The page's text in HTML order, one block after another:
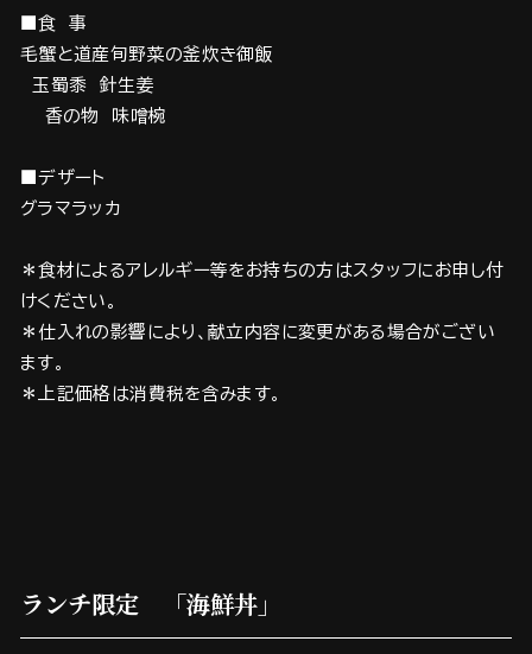
■食 事
毛蟹と道産旬野菜の釜炊き御飯
玉蜀黍 針生姜
香の物 味噌椀
■デザート
グラマラッカ
＊食材によるアレルギー等をお持ちの方はスタッフにお申し付
けください。
＊仕入れの影響により、献立内容に変更がある場合がござい
ます。
＊上記価格は消費税を含みます。
ランチ限定 「海鮮丼」